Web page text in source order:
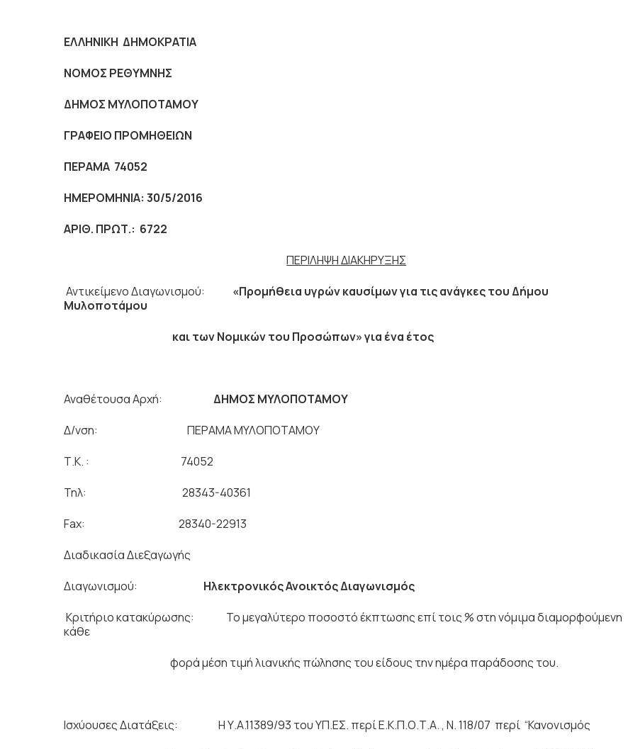
ΕΛΛΗΝΙΚΗ ΔΗΜΟΚΡΑΤΙΑ
ΝΟΜΟΣ ΡΕΘΥΜΝΗΣ
ΔΗΜΟΣ ΜΥΛΟΠΟΤΑΜΟΥ
ΓΡΑΦΕΙΟ ΠΡΟΜΗΘΕΙΩΝ
ΠΕΡΑΜΑ 74052
ΗΜΕΡΟΜΗΝΙΑ: 30/5/2016
AΡΙΘ. ΠΡΩΤ.: 6722
ΠΕΡΙΛΗΨΗ ΔΙΑΚΗΡΥΞΗΣ
Αντικείμενο Διαγωνισμού: «Προμήθεια υγρών καυσίμων για τις ανάγκες του Δήμου
Μυλοποτάμου
και των Νομικών του Προσώπων» για ένα έτος
Αναθέτουσα Αρχή: ΔΗΜΟΣ ΜΥΛΟΠΟΤΑΜΟΥ
Δ/νση: ΠΕΡΑΜΑ ΜΥΛΟΠΟΤΑΜΟΥ
Τ.Κ. : 74052
Τηλ: 28343-40361
Fax: 28340-22913
Διαδικασία Διεξαγωγής
Διαγωνισμού: Ηλεκτρονικός Ανοικτός Διαγωνισμός
Κριτήριο κατακύρωσης: Το μεγαλύτερο ποσοστό έκπτωσης επί τοις % στη νόμιμα διαμορφούμενη
κάθε
φορά μέση τιμή λιανικής πώλησης του είδους την ημέρα παράδοσης του.
Ισχύουσες Διατάξεις: Η Υ.Α.11389/93 του ΥΠ.ΕΣ. περί Ε.Κ.Π.Ο.Τ.Α. , Ν. 118/07 περί “Κανονισμός